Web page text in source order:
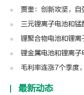
贾奎：创新攻坚，自强不
三元锂离子电池和
锂聚合物电池和锂
锂金属电池和锂离子
毛利率连涨7个季度，被
最新动态